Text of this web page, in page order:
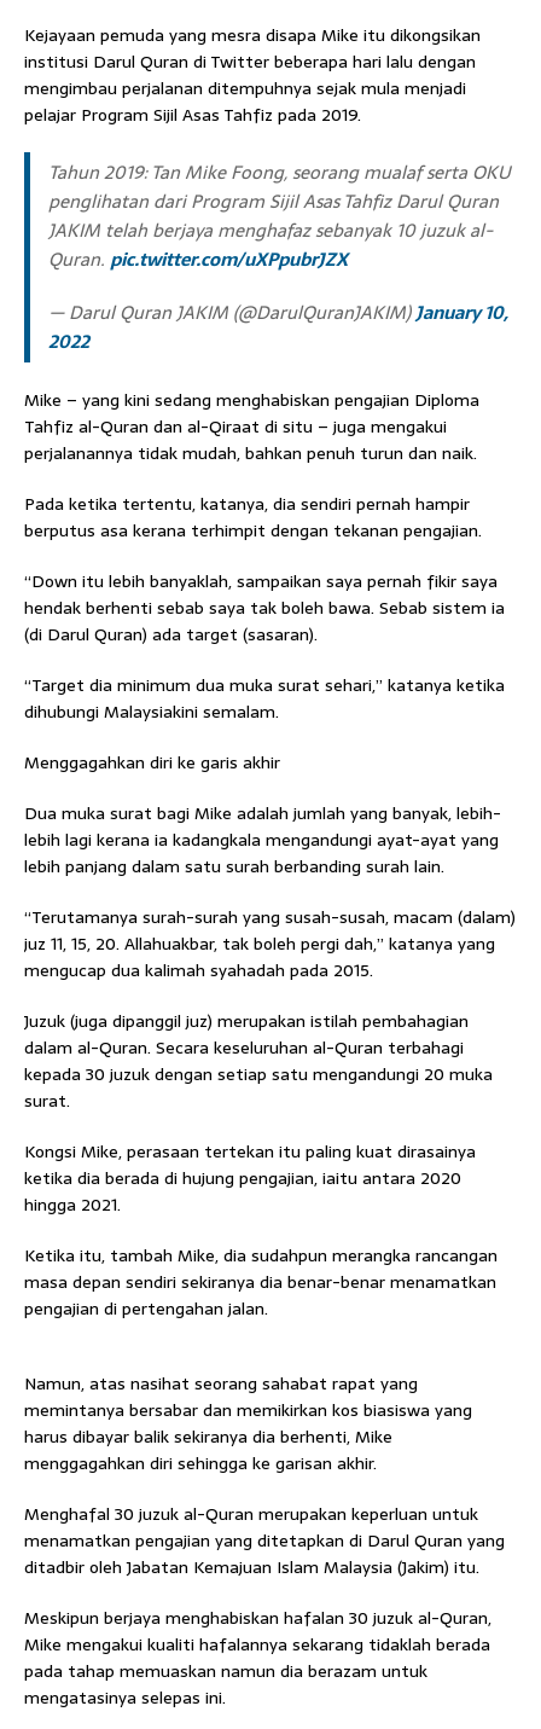
Kejayaan pemuda yang mesra disapa Mike itu dikongsikan
institusi Darul Quran di Twitter beberapa hari lalu dengan
mengimbau perjalanan ditempuhnya sejak mula menjadi
pelajar Program Sijil Asas Tahfiz pada 2019.
Tahun 2019: Tan Mike Foong, seorang mualaf serta OKU
penglihatan dari Program Sijil Asas Tahfiz Darul Quran
JAKIM telah berjaya menghafaz sebanyak 10 juzuk al-
Quran. pic.twitter.com/uXPpubrJZX
— Darul Quran JAKIM (@DarulQuranJAKIM)January 10,
2022
Mike – yang kini sedang menghabiskan pengajian Diploma
Tahfiz al-Quran dan al-Qiraat di situ – juga mengakui
perjalanannya tidak mudah, bahkan penuh turun dan naik.
Pada ketika tertentu, katanya, dia sendiri pernah hampir
berputus asa kerana terhimpit dengan tekanan pengajian.
“Down itu lebih banyaklah, sampaikan saya pernah fikir saya
hendak berhenti sebab saya tak boleh bawa. Sebab sistem ia
(di Darul Quran) ada target (sasaran).
“Target dia minimum dua muka surat sehari,” katanya ketika
dihubungi Malaysiakini semalam.
Menggagahkan diri ke garis akhir
Dua muka surat bagi Mike adalah jumlah yang banyak, lebih-
lebih lagi kerana ia kadangkala mengandungi ayat-ayat yang
lebih panjang dalam satu surah berbanding surah lain.
“Terutamanya surah-surah yang susah-susah, macam (dalam)
juz 11, 15, 20. Allahuakbar, tak boleh pergi dah,” katanya yang
mengucap dua kalimah syahadah pada 2015.
Juzuk (juga dipanggil juz) merupakan istilah pembahagian
dalam al-Quran. Secara keseluruhan al-Quran terbahagi
kepada 30 juzuk dengan setiap satu mengandungi 20 muka
surat.
Kongsi Mike, perasaan tertekan itu paling kuat dirasainya
ketika dia berada di hujung pengajian, iaitu antara 2020
hingga 2021.
Ketika itu, tambah Mike, dia sudahpun merangka rancangan
masa depan sendiri sekiranya dia benar-benar menamatkan
pengajian di pertengahan jalan.
Namun, atas nasihat seorang sahabat rapat yang
memintanya bersabar dan memikirkan kos biasiswa yang
harus dibayar balik sekiranya dia berhenti, Mike
menggagahkan diri sehingga ke garisan akhir.
Menghafal 30 juzuk al-Quran merupakan keperluan untuk
menamatkan pengajian yang ditetapkan di Darul Quran yang
ditadbir oleh Jabatan Kemajuan Islam Malaysia (Jakim) itu.
Meskipun berjaya menghabiskan hafalan 30 juzuk al-Quran,
Mike mengakui kualiti hafalannya sekarang tidaklah berada
pada tahap memuaskan namun dia berazam untuk
mengatasinya selepas ini.